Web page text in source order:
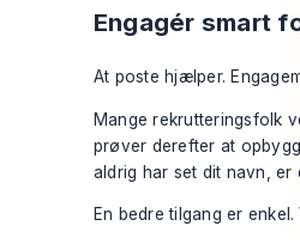
Engagér smart
At poste hjælper.
Mange rekrutteringsfolk
prøver derefter at
aldrig har set dit navn, er
En bedre tilgang er